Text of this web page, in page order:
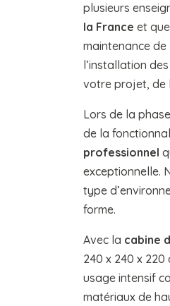
plusieurs
la France et
maintenance de
l’installation
votre projet, de
Lors de la
de la
professionnel
exceptionnelle.
type
forme.
Avec la cabine
240 x 240 x
usage intensif
matériaux de